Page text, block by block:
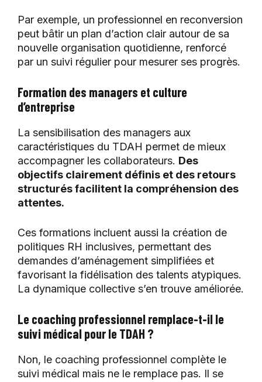
Par exemple, un professionnel en reconversion
peut bâtir un plan d’action clair autour de sa
nouvelle organisation quotidienne, renforcé
par un suivi régulier pour mesurer ses progrès.
Formation des managers et culture
d’entreprise
La sensibilisation des managers aux
caractéristiques du TDAH permet de mieux
accompagner les collaborateurs. Des
objectifs clairement définis et des retours
structurés facilitent la compréhension des
attentes.
Ces formations incluent aussi la création de
politiques RH inclusives, permettant des
demandes d’aménagement simplifiées et
favorisant la fidélisation des talents atypiques.
La dynamique collective s’en trouve améliorée.
Le coaching professionnel remplace-t-il le
suivi médical pour le TDAH ?
Non, le coaching professionnel complète le
suivi médical mais ne le remplace pas. Il se